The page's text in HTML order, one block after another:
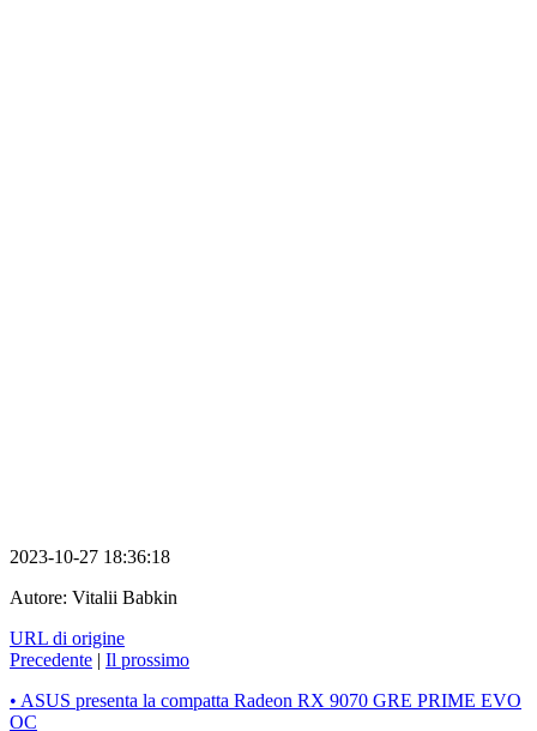
2023-10-27 18:36:18
Autore: Vitalii Babkin
URL di origine
Precedente | Il prossimo
• ASUS presenta la compatta Radeon RX 9070 GRE PRIME EVO
OC